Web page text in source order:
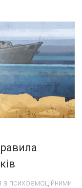
з психоемоційними